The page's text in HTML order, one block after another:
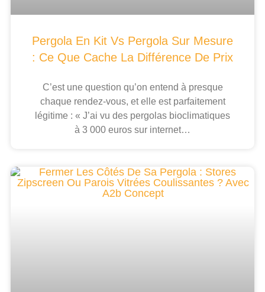
Pergola En Kit Vs Pergola Sur Mesure
: Ce Que Cache La Différence De Prix
C’est une question qu’on entend à presque
chaque rendez-vous, et elle est parfaitement
légitime : « J’ai vu des pergolas bioclimatiques
à 3 000 euros sur internet…